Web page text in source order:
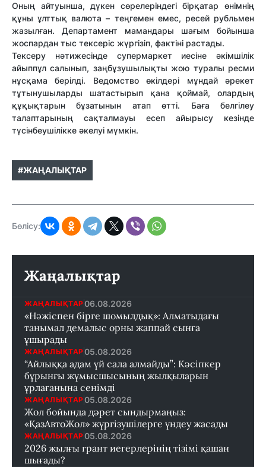
Оның айтуынша, дүкен сөрелеріндегі бірқатар өнімнің
құны ұлттық валюта – теңгемен емес, ресей рубльмен
жазылған. Департамент мамандары шағым бойынша
жоспардан тыс тексеріс жүргізіп, фактіні растады.
Тексеру нәтижесінде супермаркет иесіне әкімшілік
айыппұл салынып, заңбұзушылықты жою туралы ресми
нұсқама берілді. Ведомство өкілдері мұндай әрекет
тұтынушыларды шатастырып қана қоймай, олардың
құқықтарын бұзатынын атап өтті. Баға белгілеу
талаптарының сақталмауы есеп айырысу кезінде
түсінбеушілікке әкелуі мүмкін.
#ЖАҢАЛЫҚТАР
Бөлісу:
Жаңалықтар
ЖАҢАЛЫҚТАР 06.08.2026
«Нәжіспен бірге шомылдық»: Алматыдағы
танымал демалыс орны жаппай сынға
ұшырады
ЖАҢАЛЫҚТАР 05.08.2026
“Айлыққа адам үй сала алмайды”: Кәсіпкер
бұрынғы жұмысшысының жылқыларын
ұрлағанына сенімді
ЖАҢАЛЫҚТАР 05.08.2026
Жол бойында дәрет сындырмаңыз:
«ҚазАвтоЖол» жүргізушілерге үндеу жасады
ЖАҢАЛЫҚТАР 05.08.2026
2026 жылғы грант иегерлерінің тізімі қашан
шығады?